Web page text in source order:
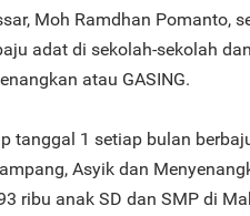
Moh Ramdhan Pomanto,
adat di sekolah-sekolah
atau GASING.
tanggal 1 setiap bulan
Asyik dan
ribu anak SD dan SMP di